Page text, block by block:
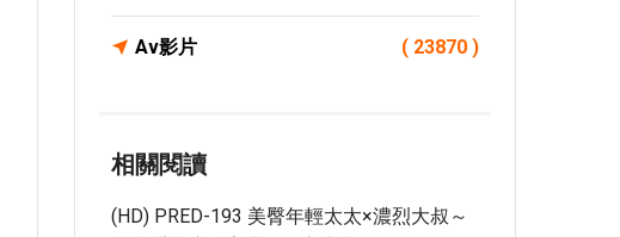
Av影片 ( 23870 )
相關閱讀
(HD) PRED-193 美臀年輕太太×濃烈大叔～